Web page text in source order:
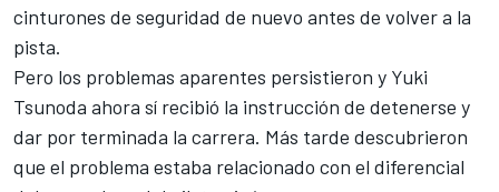
cinturones de seguridad de nuevo antes de volver a la
pista.
Pero los problemas aparentes persistieron y Yuki
Tsunoda ahora sí recibió la instrucción de detenerse y
dar por terminada la carrera. Más tarde descubrieron
que el problema estaba relacionado con el diferencial